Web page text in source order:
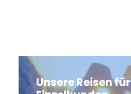
Unsere Reisen für